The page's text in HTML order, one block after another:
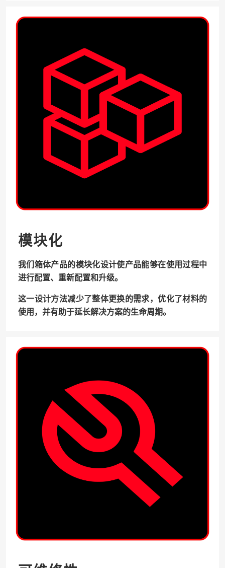
模块化
我们箱体产品的模块化设计使产品能够在使用过程中
进行配置、重新配置和升级。
这一设计方法减少了整体更换的需求，优化了材料的
使用，并有助于延长解决方案的生命周期。